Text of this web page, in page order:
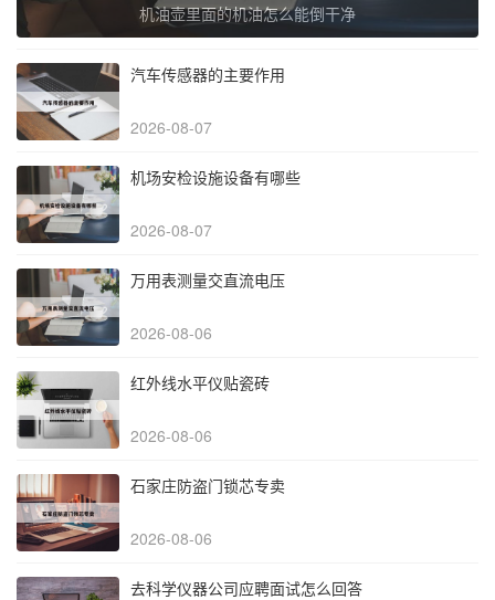
机油壶里面的机油怎么能倒干净
汽车传感器的主要作用
2026-08-07
机场安检设施设备有哪些
2026-08-07
万用表测量交直流电压
2026-08-06
红外线水平仪贴瓷砖
2026-08-06
石家庄防盗门锁芯专卖
2026-08-06
去科学仪器公司应聘面试怎么回答